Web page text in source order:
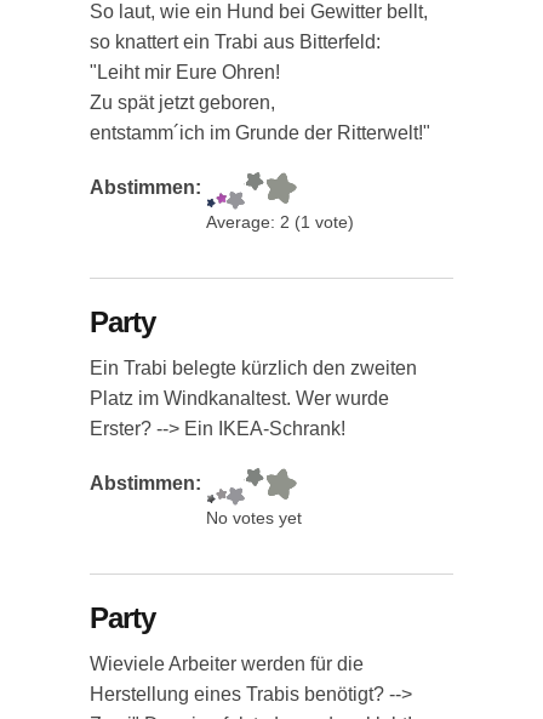
So laut, wie ein Hund bei Gewitter bellt,
so knattert ein Trabi aus Bitterfeld:
"Leiht mir Eure Ohren!
Zu spät jetzt geboren,
entstamm´ich im Grunde der Ritterwelt!"
Abstimmen:
Average: 2 (1 vote)
Party
Ein Trabi belegte kürzlich den zweiten
Platz im Windkanaltest. Wer wurde
Erster? --> Ein IKEA-Schrank!
Abstimmen:
No votes yet
Party
Wieviele Arbeiter werden für die
Herstellung eines Trabis benötigt? -->